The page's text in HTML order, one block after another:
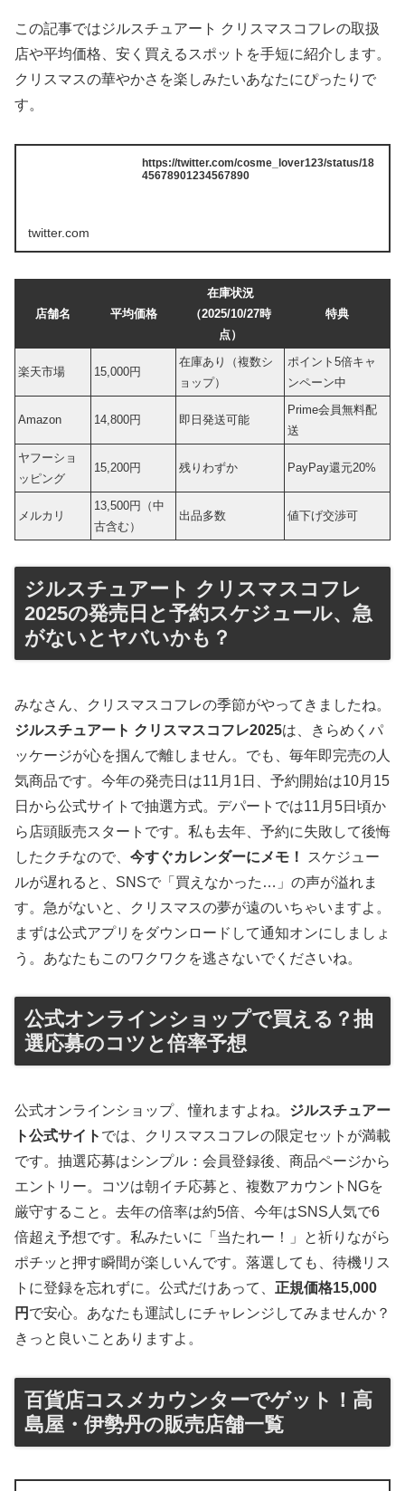
この記事ではジルスチュアート クリスマスコフレの取扱
店や平均価格、安く買えるスポットを手短に紹介します。
クリスマスの華やかさを楽しみたいあなたにぴったりで
す。
https://twitter.com/cosme_lover123/status/18
45678901234567890
twitter.com
店舗名 平均価格
在庫状況
（2025/10/27時
点）
特典
楽天市場 15,000円
在庫あり（複数シ
ョップ）
ポイント5倍キャ
ンペーン中
Amazon 14,800円 即日発送可能
Prime会員無料配
送
ヤフーショ
ッピング
15,200円 残りわずか PayPay還元20%
メルカリ
13,500円（中
古含む）
出品多数 値下げ交渉可
ジルスチュアート クリスマスコフレ
2025の発売日と予約スケジュール、急
がないとヤバいかも？
みなさん、クリスマスコフレの季節がやってきましたね。
ジルスチュアート クリスマスコフレ2025は、きらめくパ
ッケージが心を掴んで離しません。でも、毎年即完売の人
気商品です。今年の発売日は11月1日、予約開始は10月15
日から公式サイトで抽選方式。デパートでは11月5日頃か
ら店頭販売スタートです。私も去年、予約に失敗して後悔
したクチなので、 今すぐカレンダーにメモ！
スケジュー
ルが遅れると、SNSで「買えなかった…」の声が溢れま
す。急がないと、クリスマスの夢が遠のいちゃいますよ。
まずは公式アプリをダウンロードして通知オンにしましょ
う。あなたもこのワクワクを逃さないでくださいね。
公式オンラインショップで買える？抽
選応募のコツと倍率予想
公式オンラインショップ、憧れますよね。 ジルスチュアー
ト公式サイト では、クリスマスコフレの限定セットが満載
です。抽選応募はシンプル：会員登録後、商品ページから
エントリー。コツは朝イチ応募と、複数アカウントNGを
厳守すること。去年の倍率は約5倍、今年はSNS人気で6
倍超え予想です。私みたいに「当たれー！」と祈りながら
ポチッと押す瞬間が楽しいんです。落選しても、待機リス
トに登録を忘れずに。公式だけあって、 正規価格15,000
円 で安心。あなたも運試しにチャレンジしてみませんか？
きっと良いことありますよ。
百貨店コスメカウンターでゲット！高
島屋・伊勢丹の販売店舗一覧